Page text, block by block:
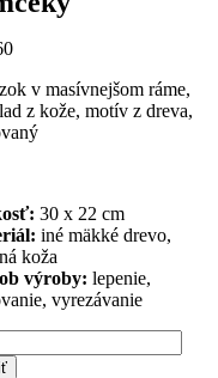
v masívnejšom ráme,
z kože, motív z dreva,
30 x 22 cm
iné mäkké drevo,
koža
výroby: lepenie,
vyrezávanie